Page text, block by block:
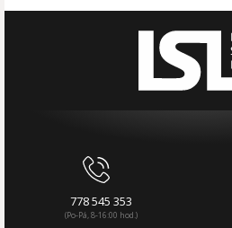
778 545 353
(Po-Pá, 8-16:00 hod.)